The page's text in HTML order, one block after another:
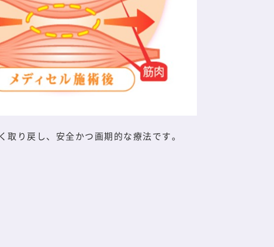
り戻し、安全かつ画期的な療法です。